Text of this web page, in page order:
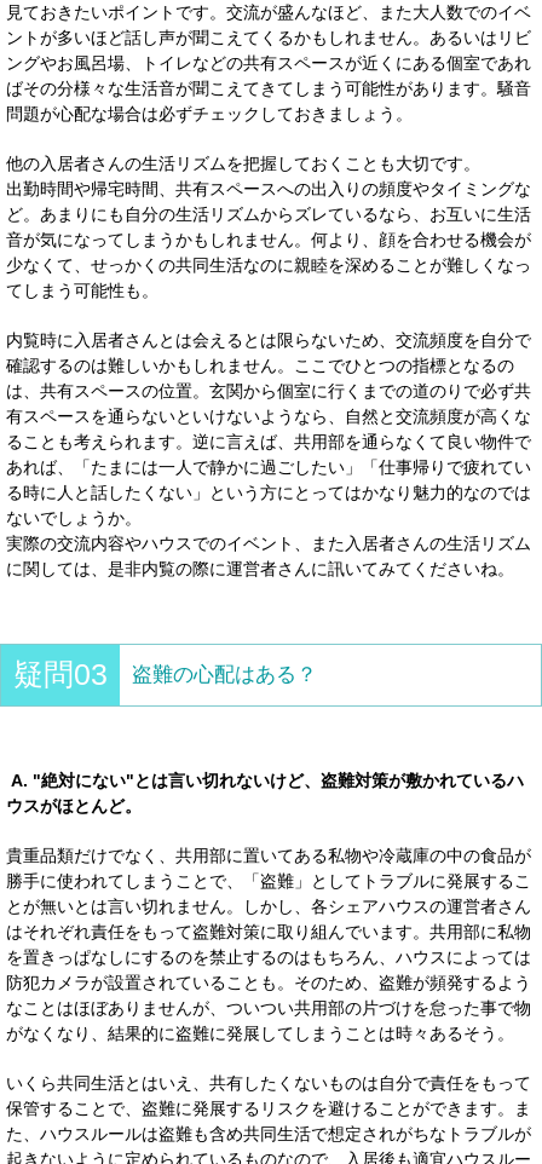
見ておきたいポイントです。交流が盛んなほど、また大人数でのイベ
ントが多いほど話し声が聞こえてくるかもしれません。あるいはリビ
ングやお風呂場、トイレなどの共有スペースが近くにある個室であれ
ばその分様々な生活音が聞こえてきてしまう可能性があります。騒音
問題が心配な場合は必ずチェックしておきましょう。
他の入居者さんの生活リズムを把握しておくことも大切です。
出勤時間や帰宅時間、共有スペースへの出入りの頻度やタイミングな
ど。あまりにも自分の生活リズムからズレているなら、お互いに生活
音が気になってしまうかもしれません。何より、顔を合わせる機会が
少なくて、せっかくの共同生活なのに親睦を深めることが難しくなっ
てしまう可能性も。
内覧時に入居者さんとは会えるとは限らないため、交流頻度を自分で
確認するのは難しいかもしれません。ここでひとつの指標となるの
は、共有スペースの位置。玄関から個室に行くまでの道のりで必ず共
有スペースを通らないといけないようなら、自然と交流頻度が高くな
ることも考えられます。逆に言えば、共用部を通らなくて良い物件で
あれば、「たまには一人で静かに過ごしたい」「仕事帰りで疲れてい
る時に人と話したくない」という方にとってはかなり魅力的なのでは
ないでしょうか。
実際の交流内容やハウスでのイベント、また入居者さんの生活リズム
に関しては、是非内覧の際に運営者さんに訊いてみてくださいね。
疑問03 盗難の心配はある？
A. "絶対にない"とは言い切れないけど、盗難対策が敷かれているハ
ウスがほとんど。
貴重品類だけでなく、共用部に置いてある私物や冷蔵庫の中の食品が
勝手に使われてしまうことで、「盗難」としてトラブルに発展するこ
とが無いとは言い切れません。しかし、各シェアハウスの運営者さん
はそれぞれ責任をもって盗難対策に取り組んでいます。共用部に私物
を置きっぱなしにするのを禁止するのはもちろん、ハウスによっては
防犯カメラが設置されていることも。そのため、盗難が頻発するよう
なことはほぼありませんが、ついつい共用部の片づけを怠った事で物
がなくなり、結果的に盗難に発展してしまうことは時々あるそう。
いくら共同生活とはいえ、共有したくないものは自分で責任をもって
保管することで、盗難に発展するリスクを避けることができます。ま
た、ハウスルールは盗難も含め共同生活で想定されがちなトラブルが
起きないように定められているものなので、入居後も適宜ハウスルー